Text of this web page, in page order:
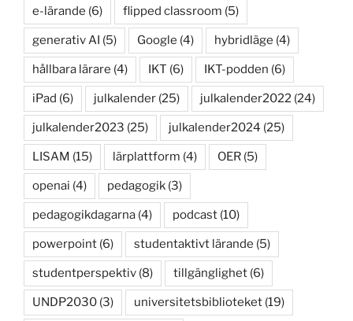
e-lärande (6) flipped classroom (5)
generativ AI (5) Google (4) hybridläge (4)
hållbara lärare (4) IKT (6) IKT-podden (6)
iPad (6) julkalender (25) julkalender2022 (24)
julkalender2023 (25) julkalender2024 (25)
LISAM (15) lärplattform (4) OER (5)
openai (4) pedagogik (3)
pedagogikdagarna (4) podcast (10)
powerpoint (6) studentaktivt lärande (5)
studentperspektiv (8) tillgänglighet (6)
UNDP2030 (3) universitetsbiblioteket (19)